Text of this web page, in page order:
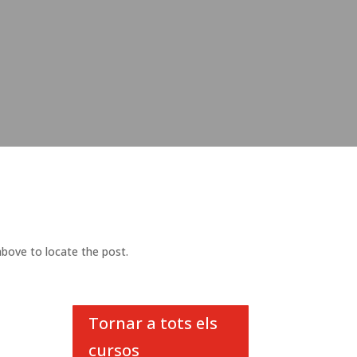
to locate the post.
Tornar a tots els
cursos